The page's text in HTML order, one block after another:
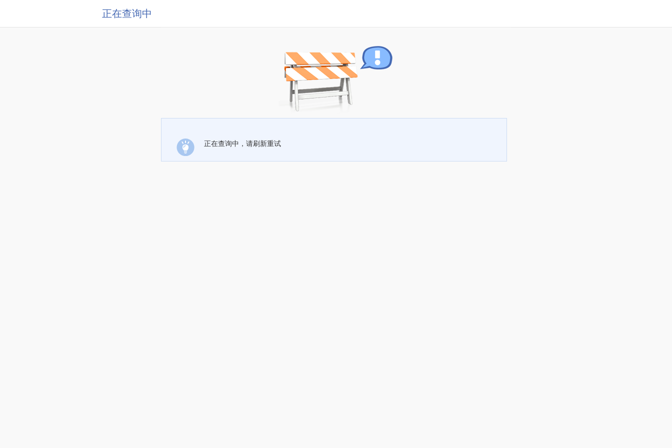
正在查询中
正在查询中，请刷新重试